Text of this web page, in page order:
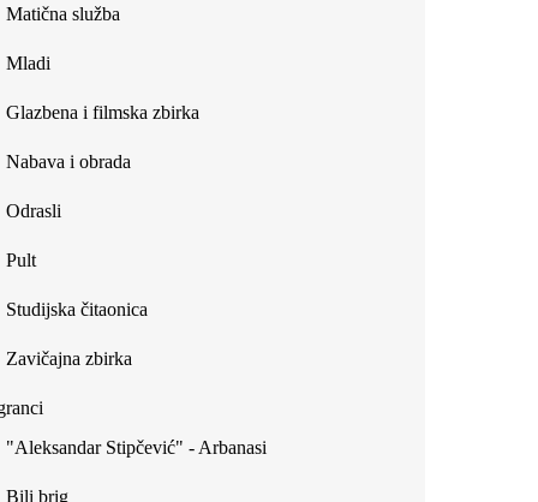
Matična služba
Mladi
Glazbena i filmska zbirka
Nabava i obrada
Odrasli
Pult
Studijska čitaonica
Zavičajna zbirka
"Aleksandar Stipčević" - Arbanasi
Bili brig